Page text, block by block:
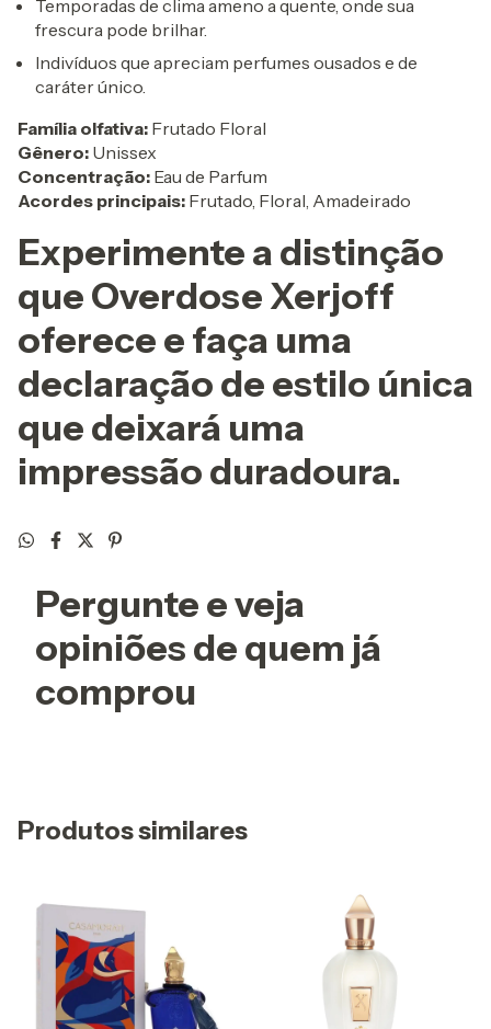
Temporadas de clima ameno a quente, onde sua
frescura pode brilhar.
Indivíduos que apreciam perfumes ousados e de
caráter único.
Família olfativa: Frutado Floral
Gênero: Unissex
Concentração: Eau de Parfum
Acordes principais: Frutado, Floral, Amadeirado
Experimente a distinção
que Overdose Xerjoff
oferece e faça uma
declaração de estilo única
que deixará uma
impressão duradoura.
Pergunte e veja
opiniões de quem já
comprou
Produtos similares